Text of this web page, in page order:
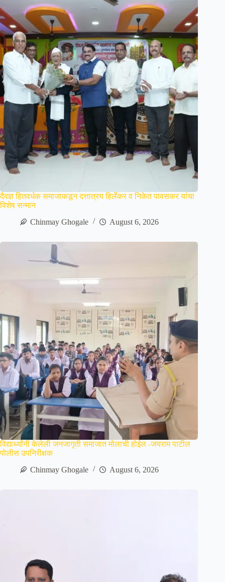
दैवज्ञ हितवर्धक समाजाकडून दत्तात्रय हिर्लेकर व निकेत पावसकर यांचा
विशेष सन्मान
Chinmay Ghogale
August 6, 2026
विद्यार्थ्यांनी केलेली जनजागृती समाजात मोलाची होईल -जयराम पाटील
पोलीस उपनिरीक्षक
Chinmay Ghogale
August 6, 2026